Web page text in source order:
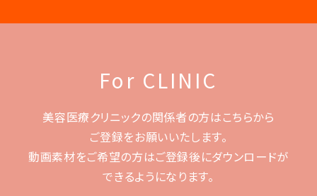
For CLINIC
美容医療クリニックの関係者の方はこちらから
ご登録をお願いいたします。
動画素材をご希望の方はご登録後にダウンロードが
できるようになります。